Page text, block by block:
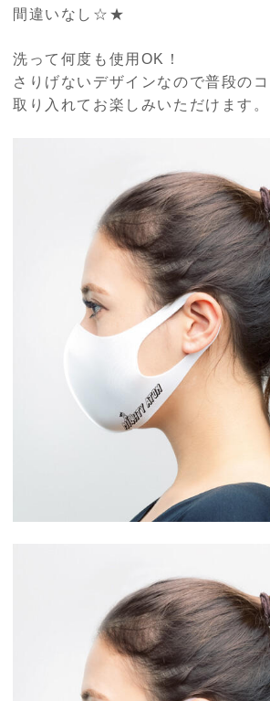
間違いなし☆★
洗って何度も使用OK！
さりげないデザインなので普段の
取り入れてお楽しみいただけます。